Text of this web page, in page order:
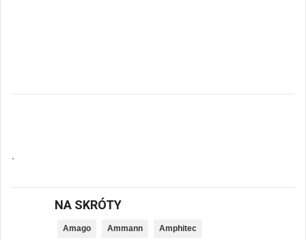
.
NA SKRÓTY
Amago Ammann Amphitec